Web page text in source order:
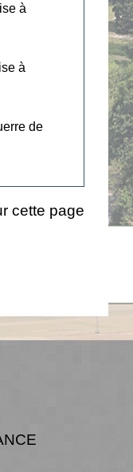
à
à
de
cette page